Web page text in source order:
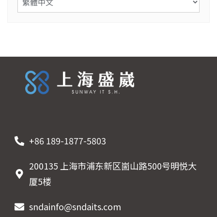
+86 189-1877-5803
200135 上海市浦东新区崮山路500号明悦大
厦5楼
sndainfo@sndaits.com